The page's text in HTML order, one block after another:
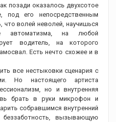
позади оказалось двухсотое
под его непосредственным
что волей неволей, научишься
автоматизма, на любой
водитель, на которого
Есть нечто схожее и в
все нестыковки сценария с
Но настоящего артиста
но и внутренняя
брать в руки микрофон и
собравшимся внутренний
вызывающую